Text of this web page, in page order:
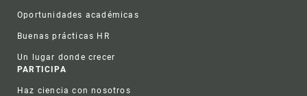
Oportunidades académicas
Buenas prácticas HR
Un lugar donde crecer
PARTICIPA
Haz ciencia con nosotros